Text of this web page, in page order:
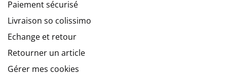
Paiement sécurisé
Livraison so colissimo
Echange et retour
Retourner un article
Gérer mes cookies